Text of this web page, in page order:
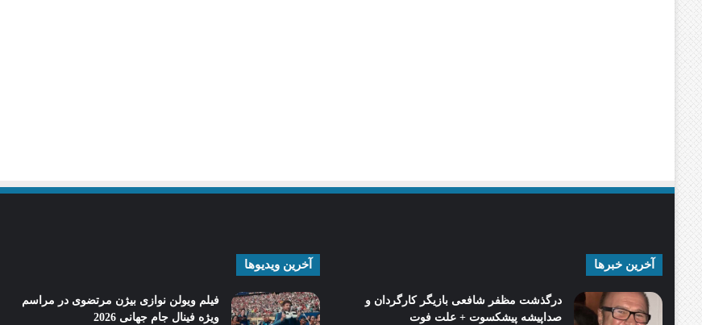
آخرین خبرها
درگذشت مظفر شافعی بازیگر کارگردان و
صداپیشه پیشکسوت + علت فوت
آخرین ویدیوها
فیلم ویولن نوازی بیژن مرتضوی در مراسم
ویژه فینال جام جهانی 2026